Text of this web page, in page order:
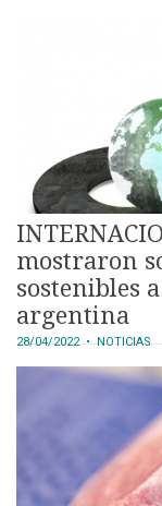
mostraron
sostenibles
argentina
28/04/2022• NOTICIAS